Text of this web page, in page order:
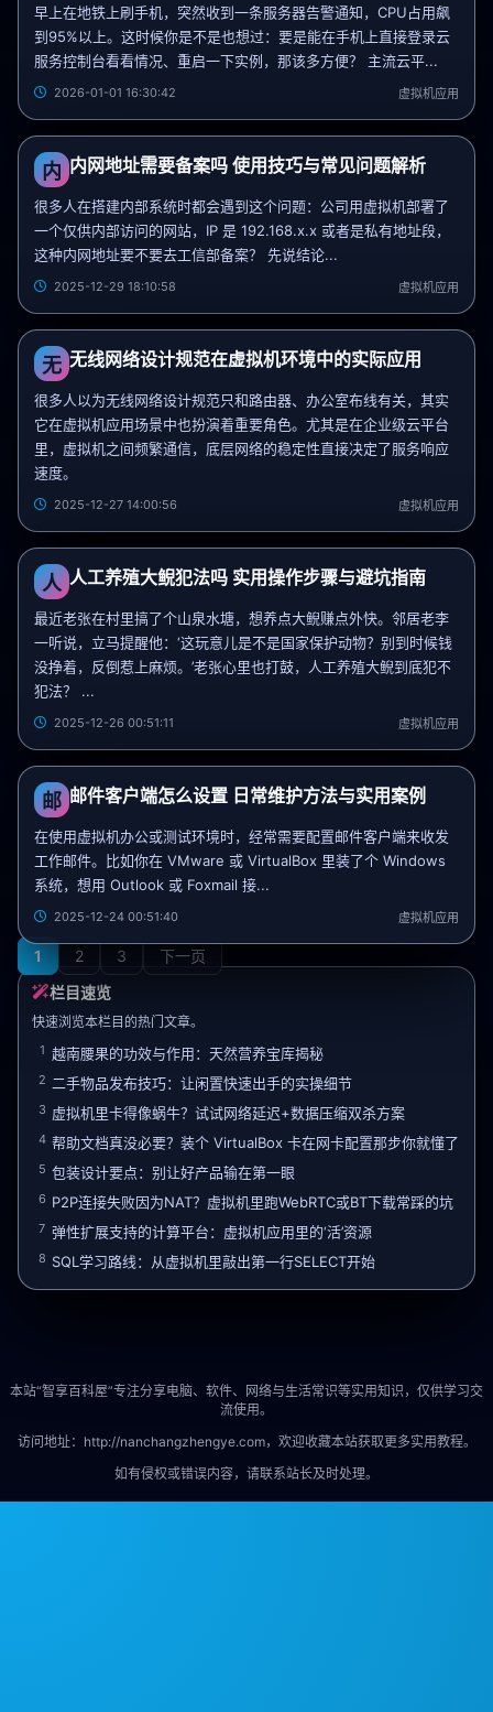
早上在地铁上刷手机，突然收到一条服务器告警通知，CPU占用飙
到95%以上。这时候你是不是也想过：要是能在手机上直接登录云
服务控制台看看情况、重启一下实例，那该多方便？ 主流云平...
2026-01-01 16:30:42 虚拟机应用
内 内网地址需要备案吗 使用技巧与常见问题解析
很多人在搭建内部系统时都会遇到这个问题：公司用虚拟机部署了
一个仅供内部访问的网站，IP 是 192.168.x.x 或者是私有地址段，
这种内网地址要不要去工信部备案？ 先说结论...
2025-12-29 18:10:58 虚拟机应用
无 无线网络设计规范在虚拟机环境中的实际应用
很多人以为无线网络设计规范只和路由器、办公室布线有关，其实
它在虚拟机应用场景中也扮演着重要角色。尤其是在企业级云平台
里，虚拟机之间频繁通信，底层网络的稳定性直接决定了服务响应
速度。
2025-12-27 14:00:56 虚拟机应用
人 人工养殖大鲵犯法吗 实用操作步骤与避坑指南
最近老张在村里搞了个山泉水塘，想养点大鲵赚点外快。邻居老李
一听说，立马提醒他：‘这玩意儿是不是国家保护动物？别到时候钱
没挣着，反倒惹上麻烦。’老张心里也打鼓，人工养殖大鲵到底犯不
犯法？ ...
2025-12-26 00:51:11 虚拟机应用
邮 邮件客户端怎么设置 日常维护方法与实用案例
在使用虚拟机办公或测试环境时，经常需要配置邮件客户端来收发
工作邮件。比如你在 VMware 或 VirtualBox 里装了个 Windows
系统，想用 Outlook 或 Foxmail 接...
2025-12-24 00:51:40 虚拟机应用
1 2 3
下一页
栏目速览
快速浏览本栏目的热门文章。
1 越南腰果的功效与作用：天然营养宝库揭秘
2 二手物品发布技巧：让闲置快速出手的实操细节
3 虚拟机里卡得像蜗牛？试试网络延迟+数据压缩双杀方案
4 帮助文档真没必要？装个 VirtualBox 卡在网卡配置那步你就懂了
5 包装设计要点：别让好产品输在第一眼
6 P2P连接失败因为NAT？虚拟机里跑WebRTC或BT下载常踩的坑
7 弹性扩展支持的计算平台：虚拟机应用里的‘活’资源
8 SQL学习路线：从虚拟机里敲出第一行SELECT开始
本站“智享百科屋”专注分享电脑、软件、网络与生活常识等实用知识，仅供学习交
流使用。
访问地址：http://nanchangzhengye.com，欢迎收藏本站获取更多实用教程。
如有侵权或错误内容，请联系站长及时处理。